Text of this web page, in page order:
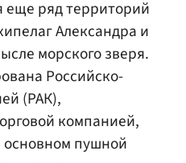
еще ряд территорий
Александра и
морского зверя.
Российско-
(РАК),
компанией,
основном пушной